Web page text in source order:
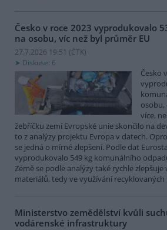
Česko v roce 2023 vyprodukovalo
na osobu, víc než byl průměr EU
27.7.2026 19:51 (ČTK)
Diskuse: 6
Česko
osobu,
více,
žebříčku zemí Evropské unie skončilo na
to z analýzy projektu Evropa v datech.
se jedná o mírné zlepšení. Podle dat
vyprodukovalo 549 kg komunálního
Země se podle analýzy také rychle
materiálů, tedy ve využívání recyklovaných
Ministerstvo zemědělství kvůli
vodárenské infrastruktury